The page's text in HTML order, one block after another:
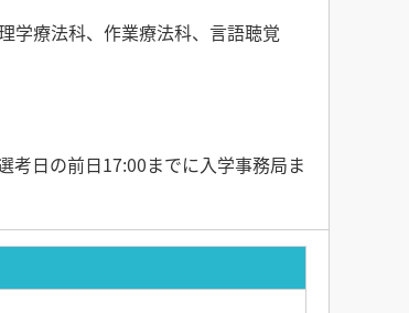
学療法科、作業療法科、言語聴覚
考日の前日17:00までに入学事務局ま